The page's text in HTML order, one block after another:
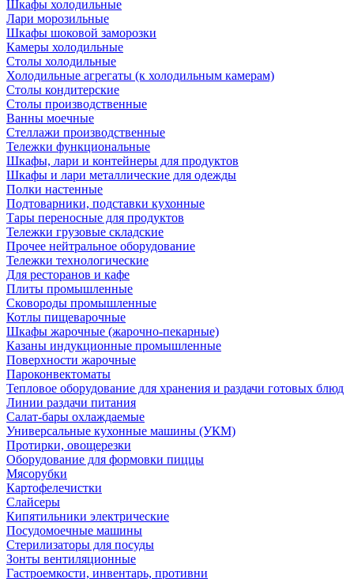
Шкафы холодильные
Лари морозильные
Шкафы шоковой заморозки
Камеры холодильные
Столы холодильные
Холодильные агрегаты (к холодильным камерам)
Столы кондитерские
Столы производственные
Ванны моечные
Стеллажи производственные
Тележки функциональные
Шкафы, лари и контейнеры для продуктов
Шкафы и лари металлические для одежды
Полки настенные
Подтоварники, подставки кухонные
Тары переносные для продуктов
Тележки грузовые складские
Прочее нейтральное оборудование
Тележки технологические
Для ресторанов и кафе
Плиты промышленные
Сковороды промышленные
Котлы пищеварочные
Шкафы жарочные (жарочно-пекарные)
Казаны индукционные промышленные
Поверхности жарочные
Пароконвектоматы
Тепловое оборудование для хранения и раздачи готовых блюд
Линии раздачи питания
Салат-бары охлаждаемые
Универсальные кухонные машины (УКМ)
Протирки, овощерезки
Оборудование для формовки пиццы
Мясорубки
Картофелечистки
Слайсеры
Кипятильники электрические
Посудомоечные машины
Стерилизаторы для посуды
Зонты вентиляционные
Гастроемкости, инвентарь, противни